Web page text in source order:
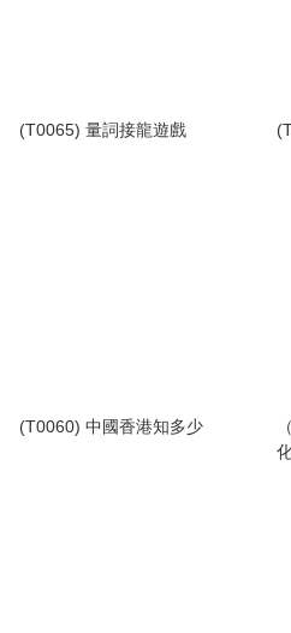
(T0065) 量詞接龍遊戲
(T0060) 中國香港知多少